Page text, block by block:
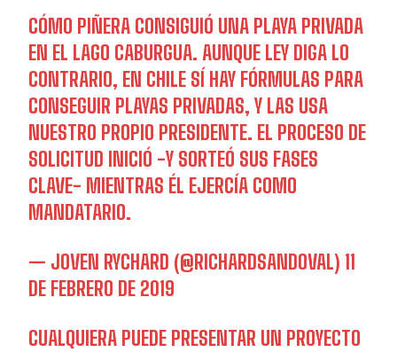
CÓMO PIÑERA CONSIGUIÓ UNA PLAYA PRIVADA
EN EL LAGO CABURGUA. AUNQUE LEY DIGA LO
CONTRARIO, EN CHILE SÍ HAY FÓRMULAS PARA
CONSEGUIR PLAYAS PRIVADAS, Y LAS USA
NUESTRO PROPIO PRESIDENTE. EL PROCESO DE
SOLICITUD INICIÓ -Y SORTEÓ SUS FASES
CLAVE- MIENTRAS ÉL EJERCÍA COMO
MANDATARIO.
— JOVEN RYCHARD (@RICHARDSANDOVAL)11
DE FEBRERO DE 2019
CUALQUIERA PUEDE PRESENTAR UN PROYECTO